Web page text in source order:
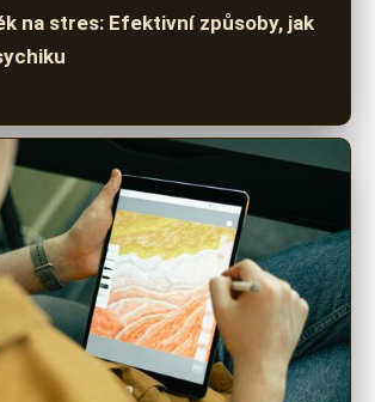
na stres: Efektivní způsoby, jak